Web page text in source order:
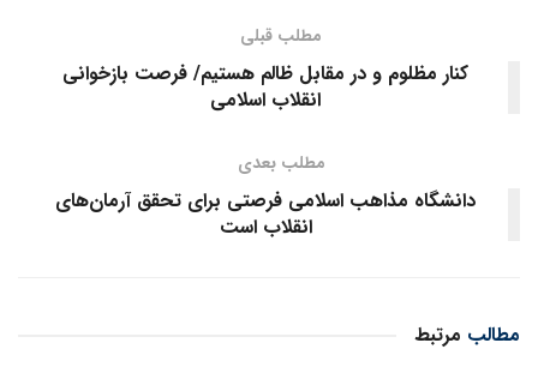
مطلب قبلی
کنار مظلوم و در مقابل ظالم هستیم/ فرصت بازخوانی
انقلاب اسلامی
مطلب بعدی
دانشگاه مذاهب اسلامی فرصتی برای تحقق آرمان‌های
انقلاب است
مرتبط مطالب